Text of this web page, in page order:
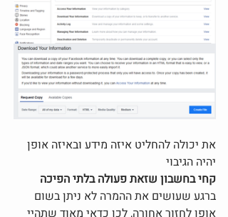
את יכולה להחליט איזה מידע ובאיזה אופן
יהיה הגיבוי
קחי בחשבון שזאת פעולה בלתי הפיכה
ברגע שעושים את ההמרה לא ניתן בשום
אופן לחזור אחורה, לכן כדאי מאוד שתהיי